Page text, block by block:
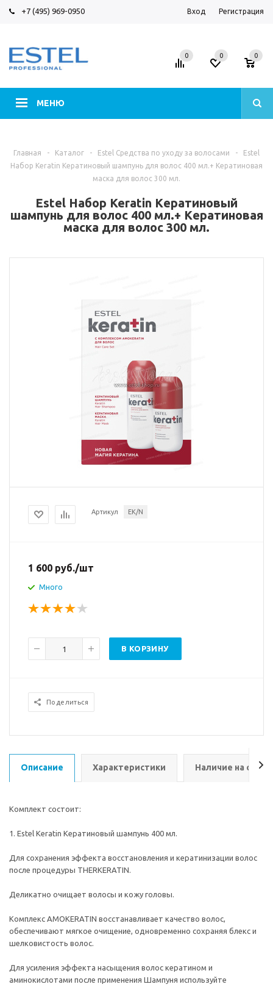
+7 (495) 969-0950 Вход Регистрация
МЕНЮ
0 0 0
Главная - Каталог - Estel Средства по уходу за волосами -
Estel
Набор Keratin Кератиновый шампунь для волос 400 мл.+ Кератиновая
маска для волос 300 мл.
Estel Набор Keratin Кератиновый
шампунь для волос 400 мл.+ Кератиновая
маска для волос 300 мл.
Артикул EK/N
1 600 руб./шт
Много
В КОРЗИНУ
Поделиться
Описание Характеристики Наличие на
Комплект состоит:
1. Estel Keratin Кератиновый шампунь 400 мл.
Для сохранения эффекта восстановления и кератинизации волос
после процедуры THERKERATIN.
Деликатно очищает волосы и кожу головы.
Комплекс AMOKERATIN восстанавливает качество волос,
обеспечивают мягкое очищение, одновременно сохраняя блекс и
шелковистость волос.
Для усиления эффекта насыщения волос кератином и
аминокислотами после применения Шампуня используйте